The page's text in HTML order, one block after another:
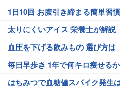
1日10回 お腹引き締まる簡単習慣
太りにくいアイス 栄養士が解説
血圧を下げる飲みもの 選び方は
毎日早歩き 1年で何キロ痩せるか
はちみつで血糖値スパイク発生